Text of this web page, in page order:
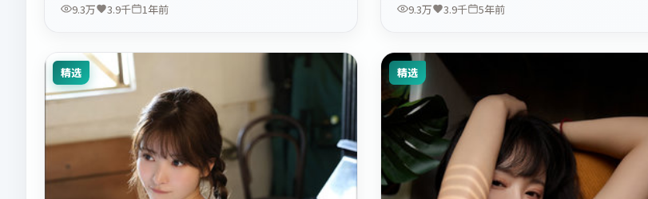
9.3万 3.9千 1年前 9.3万 3.9千 5年前
精选 精选